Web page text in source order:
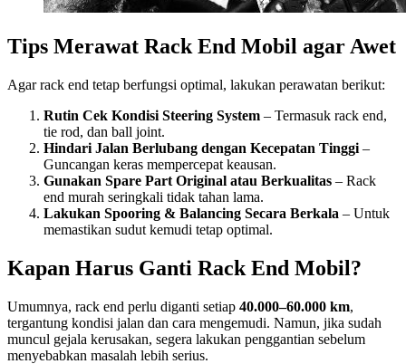
Tips Merawat Rack End Mobil agar Awet
Agar rack end tetap berfungsi optimal, lakukan perawatan berikut:
Rutin Cek Kondisi Steering System – Termasuk rack end,
tie rod, dan ball joint.
Hindari Jalan Berlubang dengan Kecepatan Tinggi –
Guncangan keras mempercepat keausan.
Gunakan Spare Part Original atau Berkualitas – Rack
end murah seringkali tidak tahan lama.
Lakukan Spooring & Balancing Secara Berkala – Untuk
memastikan sudut kemudi tetap optimal.
Kapan Harus Ganti Rack End Mobil?
Umumnya, rack end perlu diganti setiap 40.000–60.000 km,
tergantung kondisi jalan dan cara mengemudi. Namun, jika sudah
muncul gejala kerusakan, segera lakukan penggantian sebelum
menyebabkan masalah lebih serius.